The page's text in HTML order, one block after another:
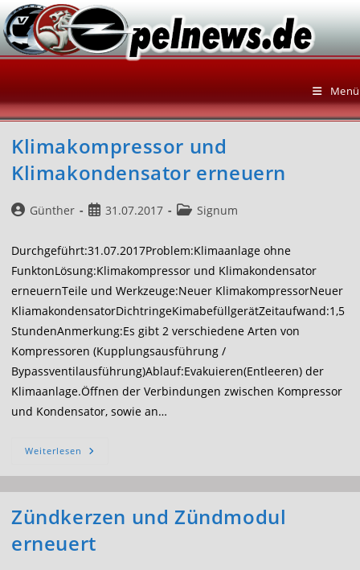
Zum
Inhalt
springen
Menü
Klimakompressor und
Klimakondensator erneuern
Beitrags-
Günther
Beitrag
31.07.2017
Beitrags-
Signum
Durchgeführt:31.07.2017Problem:Klimaanlage ohne
FunktonLösung:Klimakompressor und Klimakondensator
erneuernTeile und Werkzeuge:Neuer KlimakompressorNeuer
KliamakondensatorDichtringeKimabefüllgerätZeitaufwand:1,5
StundenAnmerkung:Es gibt 2 verschiedene Arten von
Kompressoren (Kupplungsausführung /
Bypassventilausführung)Ablauf:Evakuieren(Entleeren) der
Klimaanlage.Öffnen der Verbindungen zwischen Kompressor
und Kondensator, sowie an…
Weiterlesen Klimakompressor
Klimakondensator
Zündkerzen und Zündmodul
erneuert